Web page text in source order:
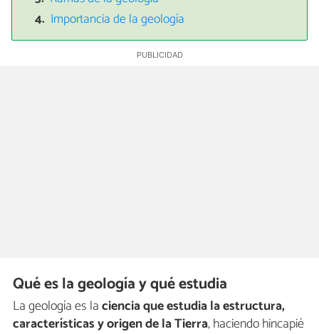
Importancia de la geología
Qué es la geología y qué estudia
La geología es laciencia que estudia la estructura,
características y origen de la Tierra, haciendo hincapié